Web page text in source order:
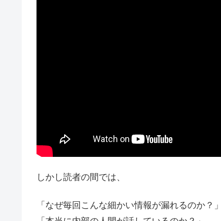
しかし読者の間では、
「なぜ毎回こんな細かい情報が漏れるのか？